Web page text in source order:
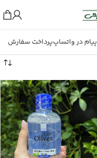
پیام در واتساپپرداخت سفارش